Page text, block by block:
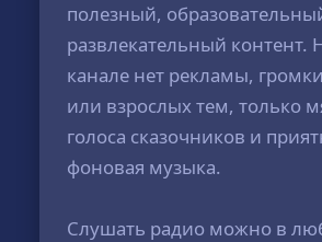
полезный,
развлекательный контент.
канале нет рекламы,
или взрослых тем, только
голоса сказочников и
фоновая музыка.
Слушать радио можно в